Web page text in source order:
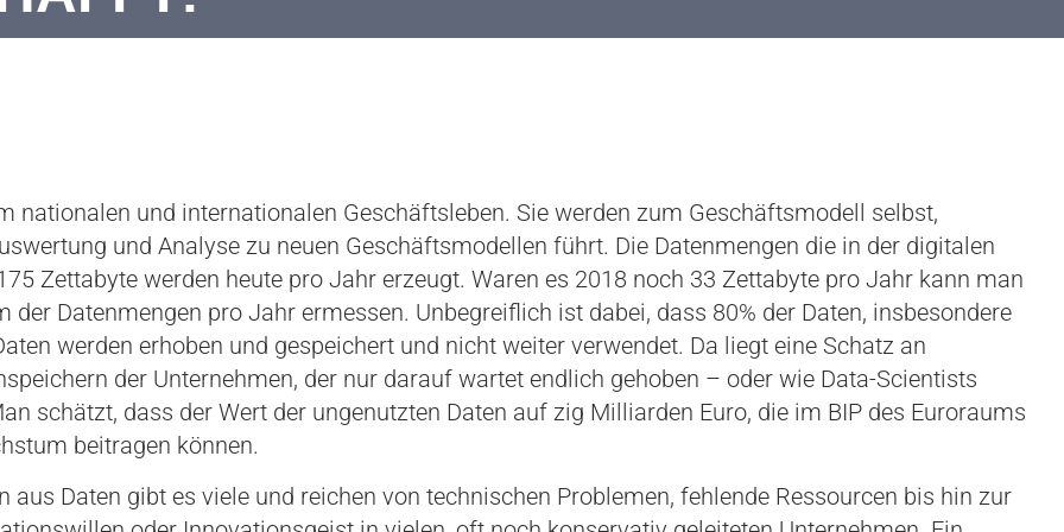
nationalen und internationalen Geschäftsleben. Sie werden zum Geschäftsmodell selbst,
und Analyse zu neuen Geschäftsmodellen führt. Die Datenmengen die in der digitalen
Zettabyte werden heute pro Jahr erzeugt. Waren es 2018 noch 33 Zettabyte pro Jahr kann man
Datenmengen pro Jahr ermessen. Unbegreiflich ist dabei, dass 80% der Daten, insbesondere
werden erhoben und gespeichert und nicht weiter verwendet. Da liegt eine Schatz an
der Unternehmen, der nur darauf wartet endlich gehoben – oder wie Data-Scientists
schätzt, dass der Wert der ungenutzten Daten auf zig Milliarden Euro, die im BIP des Euroraums
beitragen können.
Daten gibt es viele und reichen von technischen Problemen, fehlende Ressourcen bis hin zur